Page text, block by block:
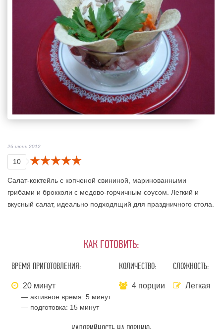
26 июнь 2012
10
Салат-коктейль с копченой свининой, маринованными
грибами и брокколи с медово-горчичным соусом. Легкий и
вкусный салат, идеально подходящий для праздничного стола.
КАК ГОТОВИТЬ:
ВРЕМЯ ПРИГОТОВЛЕНИЯ:
20 минут
— активное время: 5 минут
— подготовка: 15 минут
КОЛИЧЕСТВО:
4 порции
СЛОЖНОСТЬ:
Легкая